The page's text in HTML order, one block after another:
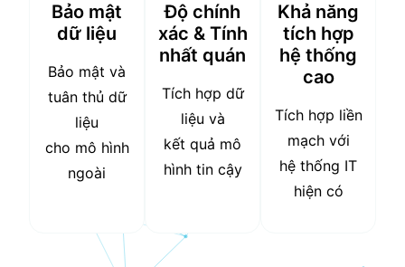
Bảo mật
dữ liệu
Bảo mật và
tuân thủ dữ
liệu
cho mô hình
ngoài
Độ chính
xác & Tính
nhất quán
Tích hợp dữ
liệu và
kết quả mô
hình tin cậy
Khả năng
tích hợp
hệ thống
cao
Tích hợp liền
mạch với
hệ thống IT
hiện có